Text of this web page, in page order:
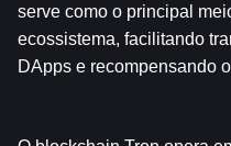
serve como o principal
ecossistema, facilitando
DApps e recompensando